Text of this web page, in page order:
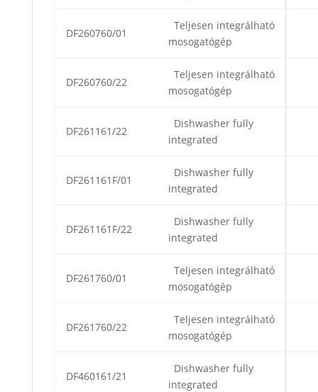
DF260760/01
Teljesen integrálható
mosogatógép
DF260760/22
Teljesen integrálható
mosogatógép
DF261161/22
Dishwasher fully
integrated
DF261161F/01
Dishwasher fully
integrated
DF261161F/22
Dishwasher fully
integrated
DF261760/01
Teljesen integrálható
mosogatógép
DF261760/22
Teljesen integrálható
mosogatógép
DF460161/21
Dishwasher fully
integrated